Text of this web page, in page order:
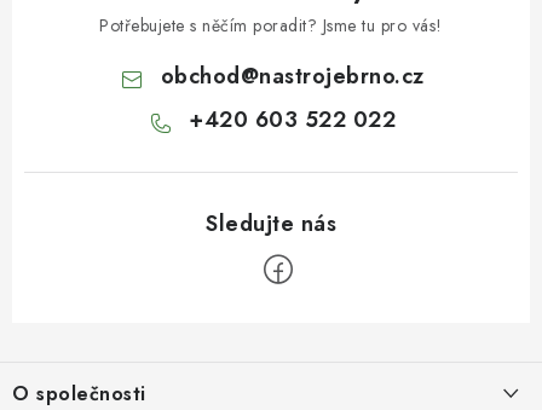
Potřebujete s něčím poradit? Jsme tu pro vás!
obchod@nastrojebrno.cz
+420 603 522 022
O společnosti